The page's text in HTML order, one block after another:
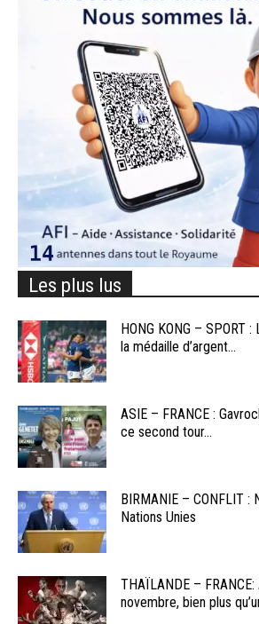
Les plus lus
HONG KONG – SPORT
la médaille d’argent...
ASIE – FRANCE :
ce second tour...
BIRMANIE – CONFLIT :
Nations Unies
THAÏLANDE –
novembre, bien plus